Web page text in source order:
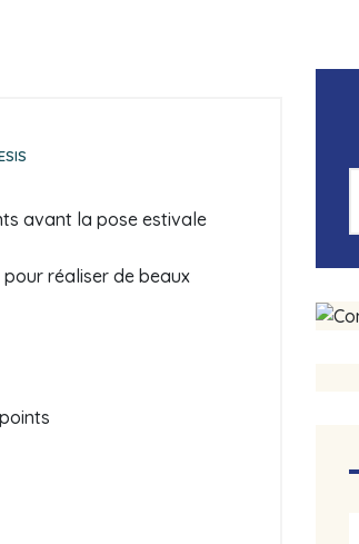
avant la pose estivale
réaliser de beaux